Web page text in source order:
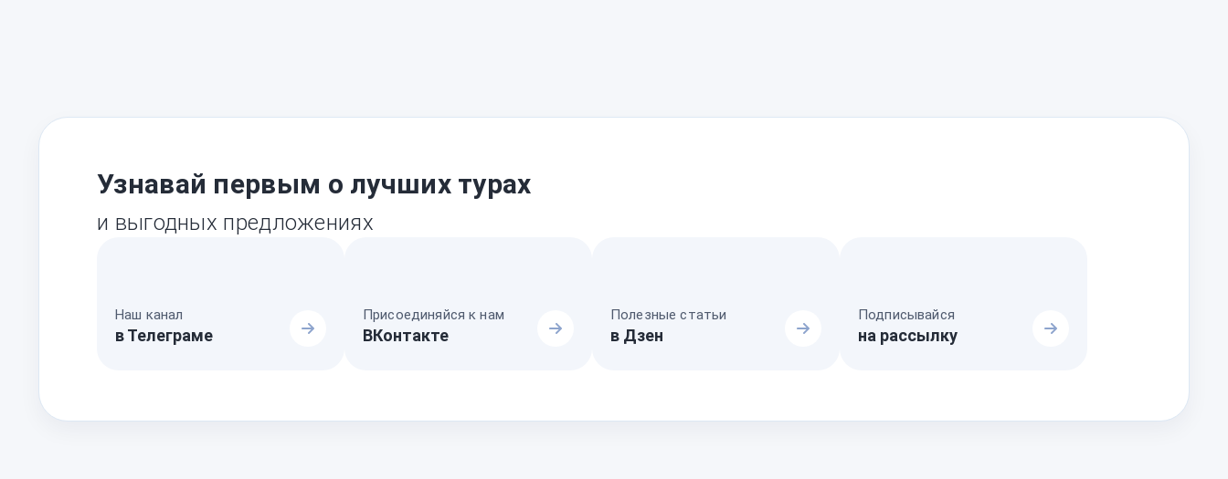
Узнавай первым о лучших турах
и выгодных предложениях
Наш канал
в Телеграме
Присоединяйся к нам
ВКонтакте
Полезные статьи
в Дзен
Подписывайся
на рассылку